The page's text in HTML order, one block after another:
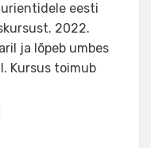
eesti
2022.
ja lõpeb umbes
Kursus toimub